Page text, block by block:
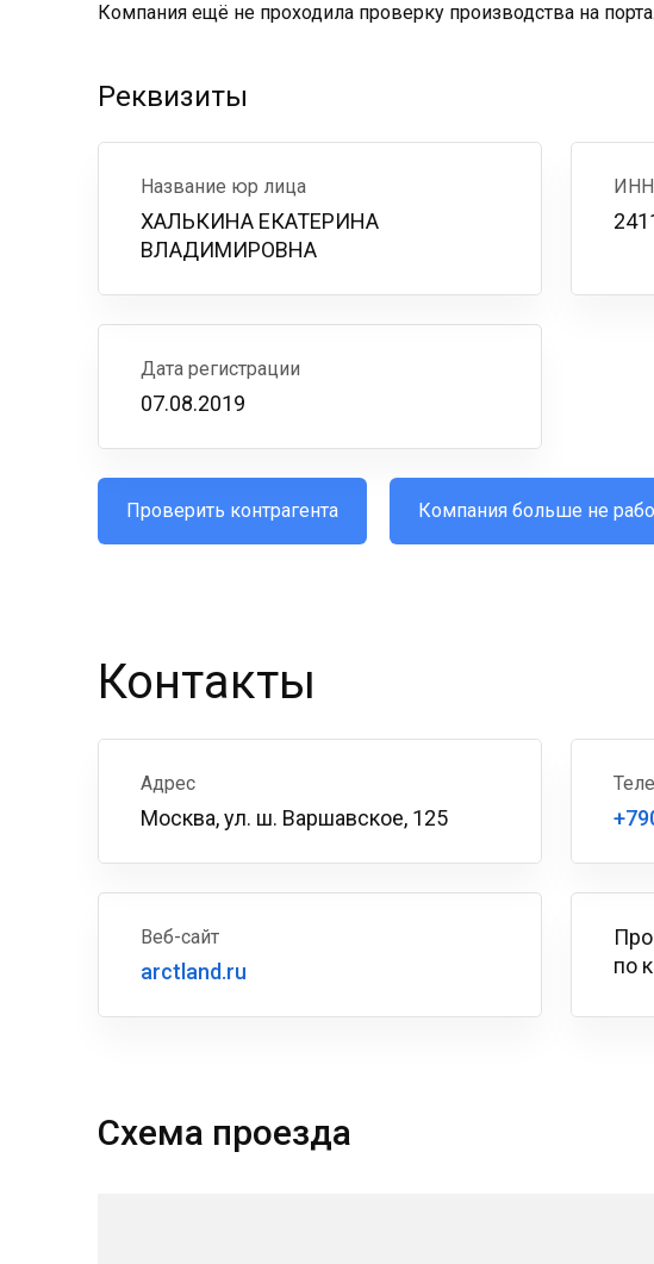
Компания ещё не проходила проверку производства на
Реквизиты
Название юр лица
ХАЛЬКИНА ЕКАТЕРИНА
ВЛАДИМИРОВНА
ИНН
Дата регистрации
07.08.2019
Проверить контрагента Компания больше не
Контакты
Адрес
Москва, ул. ш. Варшавское, 125
Веб-сайт
arctland.ru
по
Схема проезда